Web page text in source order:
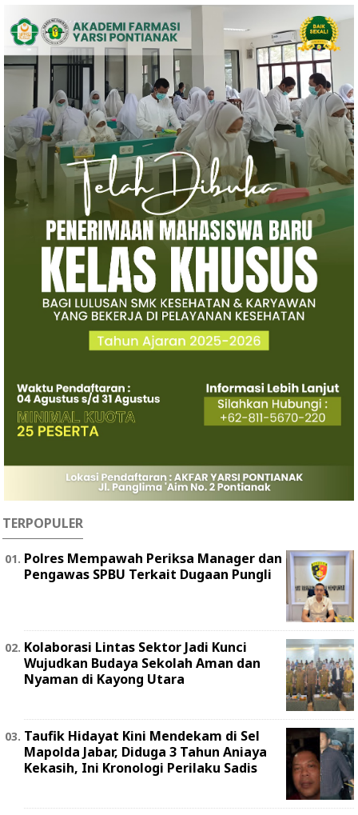
TERPOPULER
Polres Mempawah Periksa Manager dan
Pengawas SPBU Terkait Dugaan Pungli
Kolaborasi Lintas Sektor Jadi Kunci
Wujudkan Budaya Sekolah Aman dan
Nyaman di Kayong Utara
Taufik Hidayat Kini Mendekam di Sel
Mapolda Jabar, Diduga 3 Tahun Aniaya
Kekasih, Ini Kronologi Perilaku Sadis